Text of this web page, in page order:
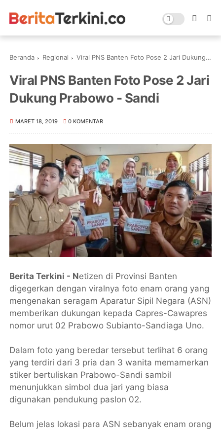
Beranda Regional Viral PNS Banten Foto Pose 2 Jari Dukung Prabowo - Sandi
Viral PNS Banten Foto Pose 2 Jari
Dukung Prabowo - Sandi
MARET 18, 2019 0 KOMENTAR
Berita Terkini - Netizen di Provinsi Banten
digegerkan dengan viralnya foto enam orang yang
mengenakan seragam Aparatur Sipil Negara (ASN)
memberikan dukungan kepada Capres-Cawapres
nomor urut 02 Prabowo Subianto-Sandiaga Uno.
Dalam foto yang beredar tersebut terlihat 6 orang
yang terdiri dari 3 pria dan 3 wanita memamerkan
stiker bertuliskan Prabowo-Sandi sambil
menunjukkan simbol dua jari yang biasa
digunakan pendukung paslon 02.
Belum jelas lokasi para ASN sebanyak enam orang